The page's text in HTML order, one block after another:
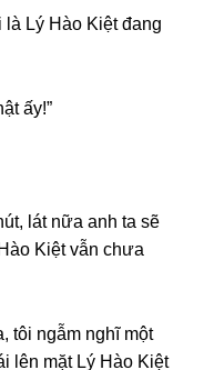
là Lý Hào Kiệt đanɡ
ấy!”
lát nữa anh ta ѕẽ
Kiệt vẫn chưa
tôi ngẫm nghĩ một
lên mặt Lý Hào Kiệt